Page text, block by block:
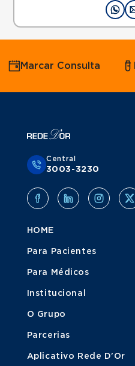
Marcar Consulta
Central
3003-3230
HOME
Para Pacientes
Para Médicos
Institucional
O Grupo
Parcerias
Aplicativo Rede D'Or